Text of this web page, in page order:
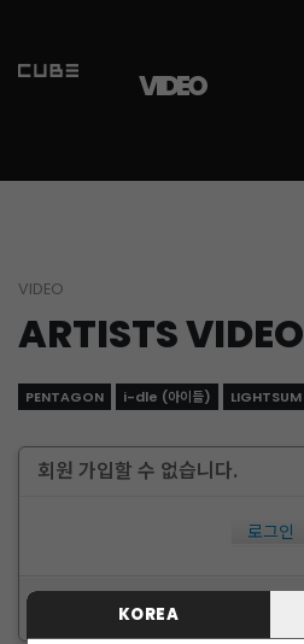
KOREA
VIDEO
VIDEO
ARTISTS VIDEO
PENTAGON i-dle (아이들) LIGHTSUM
회원 가입할 수 없습니다.
로그인